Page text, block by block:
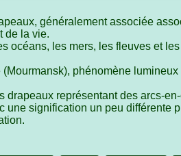
généralement associée
de la vie.
océans, les mers, les fleuves et
phénomène
drapeaux représentant des arcs-
une signification un peu